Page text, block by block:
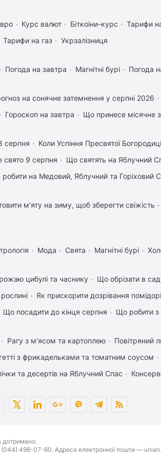
Курс валют Біткоіни-курс
Тарифи
Тарифи на газ Укрзалізниця
Погода на завтра Магнітні бурі Погода
на сонячне затемнення у серпні 2026
Гороскоп на завтра Що принесе місячне
серпня Коли Успіння Пресвятої Богородиці
свято 9 серпня Що святять на Яблучний
на Медовий, Яблучний та Горіховий
м'яту на зиму, щоб зберегти свіжість
Мода Свята Магнітні бурі
цибулі та часнику
Що обрізати в
Як прискорити дозрівання
Що посадити до кінця серпня Що робити з
Рагу з м'ясом та картоплею
Повітряний
з фрикадельками та томатним соусом
та десертів на Яблучний Спас
дотримано.
498-07-60. Адреса електронної пошти —